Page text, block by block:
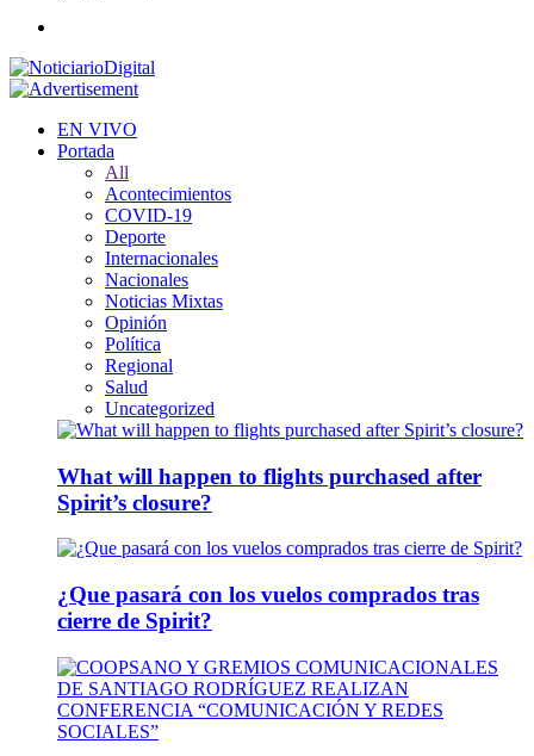
EN VIVO
Portada
All
Acontecimientos
COVID-19
Deporte
Internacionales
Nacionales
Noticias Mixtas
Opinión
Política
Regional
Salud
Uncategorized
What will happen to flights purchased after
Spirit’s closure?
¿Que pasará con los vuelos comprados tras
cierre de Spirit?